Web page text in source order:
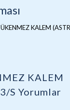
KALEM
KALEM
S Yorumlar